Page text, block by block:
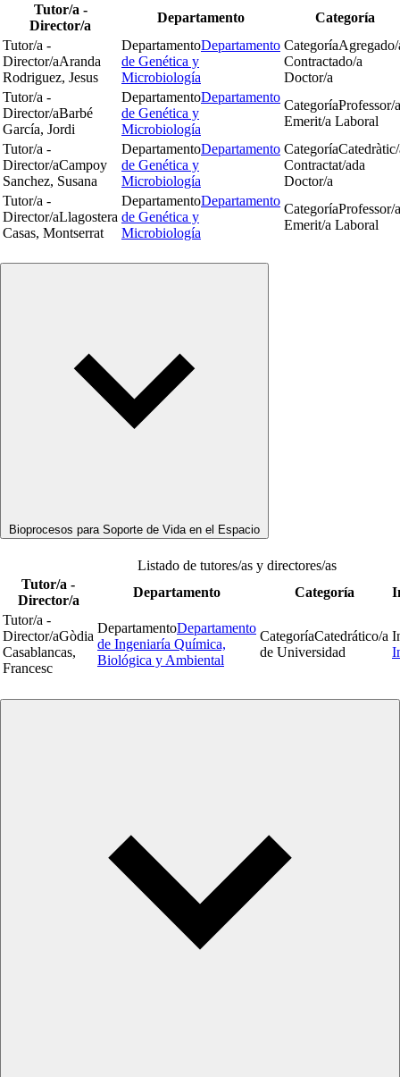
Tutor/a -
Director/a
Departamento
Categoría
Tutor/a -
Director/aAranda
Rodriguez, Jesus
DepartamentoDepartamento
de Genética y
Microbiología
CategoríaAgregado/
Contractado/a
Doctor/a
Tutor/a -
Director/aBarbé
García, Jordi
DepartamentoDepartamento
de Genética y
Microbiología
CategoríaProfessor/a
Emerit/a Laboral
Tutor/a -
Director/aCampoy
Sanchez, Susana
DepartamentoDepartamento
de Genética y
Microbiología
Categoría
Contractat/ada
Doctor/a
Tutor/a -
Director/aLlagostera
Casas, Montserrat
DepartamentoDepartamento
de Genética y
Microbiología
CategoríaProfessor/a
Emerit/a Laboral
Bioprocesos para Soporte de Vida en el Espacio
Listado de tutores/as y directores/as
Tutor/a -
Director/a
Departamento Categoría
Tutor/a -
Director/aGòdia
Casablancas,
Francesc
DepartamentoDepartamento
de Ingeniaría Química,
Biológica y Ambiental
CategoríaCatedrático/a
de Universidad